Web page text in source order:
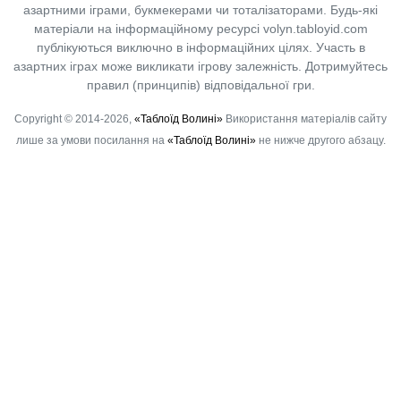
азартними іграми, букмекерами чи тоталізаторами. Будь-які
матеріали на інформаційному ресурсі volyn.tabloyid.com
публікуються виключно в інформаційних цілях. Участь в
азартних іграх може викликати ігрову залежність. Дотримуйтесь
правил (принципів) відповідальної гри.
Copyright © 2014-2026, «Таблоїд Волині» Використання матеріалів сайту
лише за умови посилання на «Таблоїд Волині»не нижче другого абзацу.